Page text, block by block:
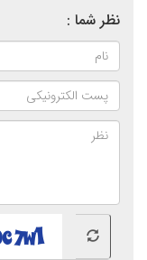
نظر شما :